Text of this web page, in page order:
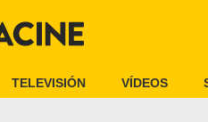
TELEVISIÓN VÍDEOS